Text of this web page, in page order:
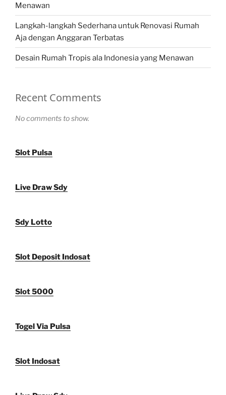
Menawan
Langkah-langkah Sederhana untuk Renovasi Rumah
Aja dengan Anggaran Terbatas
Desain Rumah Tropis ala Indonesia yang Menawan
Recent Comments
No comments to show.
Slot Pulsa
Live Draw Sdy
Sdy Lotto
Slot Deposit Indosat
Slot 5000
Togel Via Pulsa
Slot Indosat